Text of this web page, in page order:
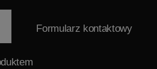
Formularz kontaktowy